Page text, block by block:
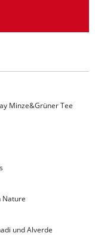
Minze&Grüner Tee
Nature
und Alverde